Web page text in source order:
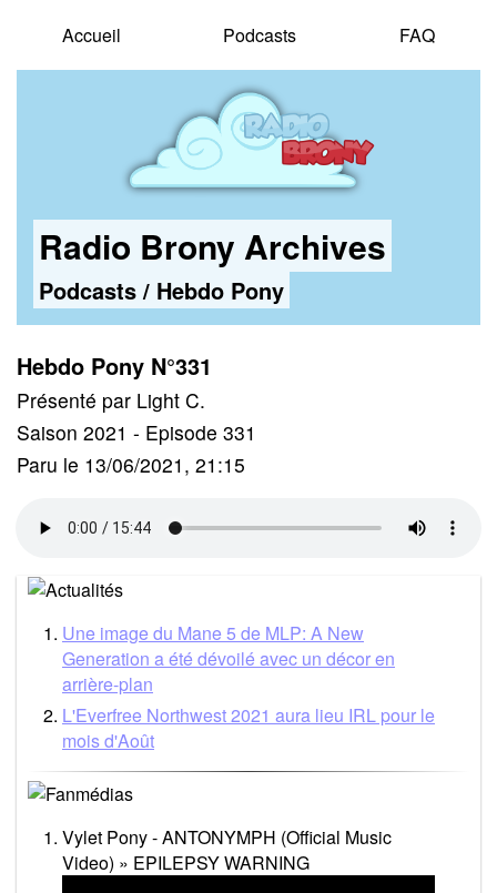
Accueil Podcasts FAQ
Radio Brony Archives
Podcasts/ Hebdo Pony
Hebdo Pony N°331
Présenté par Light C.
Saison 2021 - Episode 331
Paru le 13/06/2021, 21:15
Une image du Mane 5 de MLP: A New
Generation a été dévoilé avec un décor en
arrière-plan
L'Everfree Northwest 2021 aura lieu IRL pour le
mois d'Août
Vylet Pony - ANTONYMPH (Official Music
Video) » EPILEPSY WARNING